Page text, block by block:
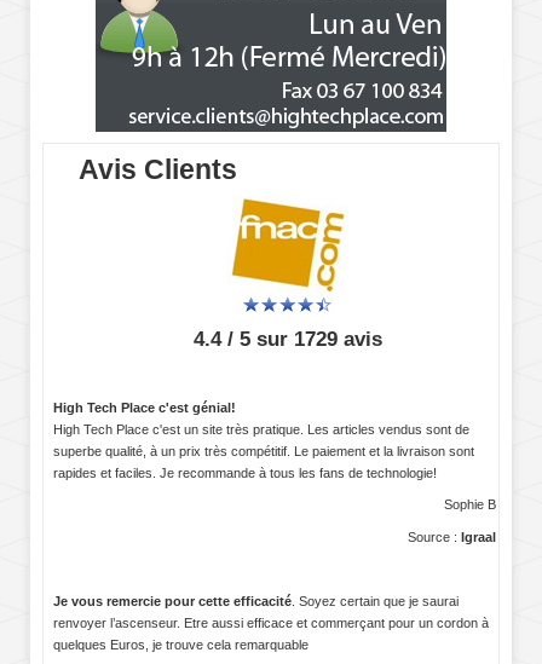
Avis Clients
4.4 / 5 sur 1729 avis
High Tech Place c'est génial!
High Tech Place c'est un site très pratique. Les articles vendus sont de
superbe qualité, à un prix très compétitif. Le paiement et la livraison sont
rapides et faciles. Je recommande à tous les fans de technologie!
Sophie B
Source : Igraal
Je vous remercie pour cette efficacité . Soyez certain que je saurai
renvoyer l’ascenseur. Etre aussi efficace et commerçant pour un cordon à
quelques Euros, je trouve cela remarquable